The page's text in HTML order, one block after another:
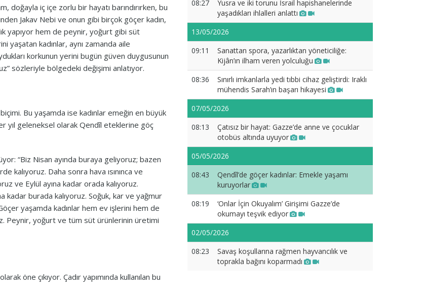
doğayla iç içe zorlu bir hayatı barındırırken, bu
Jakav Nebi ve onun gibi birçok göçer kadın,
yapıyor hem de peynir, yoğurt gibi süt
yaşatan kadınlar, aynı zamanda aile
korkunun yerini bugün güven duygusunun
sözleriyle bölgedeki değişimi anlatıyor.
Bu yaşamda ise kadınlar emeğin en büyük
yıl geleneksel olarak Qendîl eteklerine göç
“Biz Nisan ayında buraya geliyoruz; bazen
kalıyoruz. Daha sonra hava ısınınca ve
ve Eylül ayına kadar orada kalıyoruz.
kadar burada kalıyoruz. Soğuk, kar ve yağmur
yaşamda kadınlar hem ev işlerini hem de
Peynir, yoğurt ve tüm süt ürünlerinin üretimi
öne çıkıyor. Çadır yapımında kullanılan bu
08:27
Yusra ve iki torunu İsrail hapishanelerinde
yaşadıkları ihlalleri anlattı
13/05/2026
09:11
Sanattan spora, yazarlıktan yöneticiliğe:
Kijân’ın ilham veren yolculuğu
08:36
Sınırlı imkanlarla yedi tıbbi cihaz geliştirdi: Iraklı
mühendis Sarah’ın başarı hikayesi
07/05/2026
08:13
Çatısız bir hayat: Gazze’de anne ve çocuklar
otobüs altında uyuyor
05/05/2026
08:43
Qendîl’de göçer kadınlar: Emekle yaşamı
kuruyorlar
08:19
‘Onlar İçin Okuyalım’ Girişimi Gazze’de
okumayı teşvik ediyor
02/05/2026
08:23
Savaş koşullarına rağmen hayvancılık ve
toprakla bağını koparmadı